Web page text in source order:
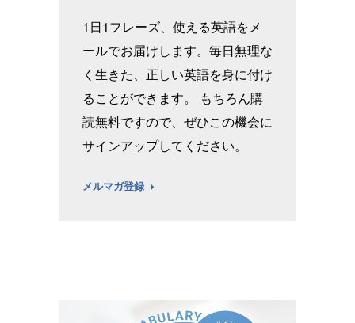
1日1フレーズ、使える英語をメ
ールでお届けします。毎日無理な
く生きた、正しい英語を身に付け
ることができます。 もちろん購
読無料ですので、ぜひこの機会に
サインアップしてください。
メルマガ登録